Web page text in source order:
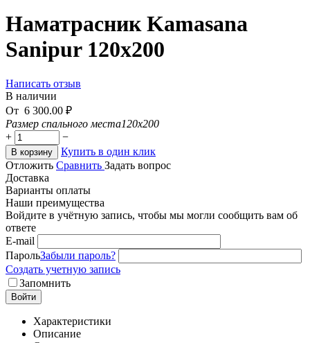
Наматрасник Kamasana
Sanipur 120x200
Написать отзыв
В наличии
От 6 300.00 ₽
Размер спального места120x200
+
−
В корзину
Купить в один клик
Отложить Сравнить Задать вопрос
Доставка
Варианты оплаты
Наши преимущества
Войдите в учётную запись, чтобы мы могли сообщить вам об
ответе
E-mail
ПарольЗабыли пароль?
Создать учетную запись
Запомнить
Войти
Характеристики
Описание